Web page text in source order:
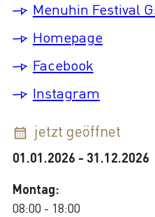
Menuhin Festival
Homepage
Facebook
Instagram
jetzt geöffnet
01.01.2026 - 31.12.2026
Montag:
08:00 - 18:00